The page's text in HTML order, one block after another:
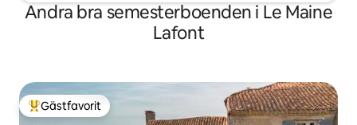
Andra bra semesterboenden i Le Maine
Lafont
Populär gästfavorit
Gästfavorit